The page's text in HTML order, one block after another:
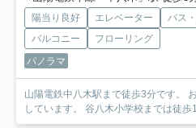
陽当り良好 エレベーター バス
バルコニー
フローリング
パノラマ
山陽電鉄中八木駅まで徒歩3分です。
しています。 谷八木小学校までは徒歩